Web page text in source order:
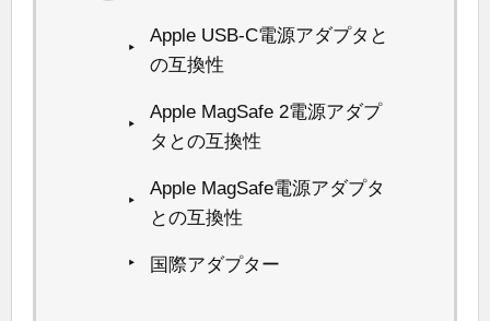
Apple USB-C電源アダプタと
の互換性
Apple MagSafe 2電源アダプ
タとの互換性
Apple MagSafe電源アダプタ
との互換性
国際アダプター